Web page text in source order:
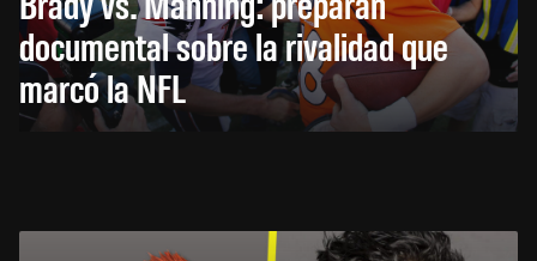
documental sobre la rivalidad que
marcó la NFL